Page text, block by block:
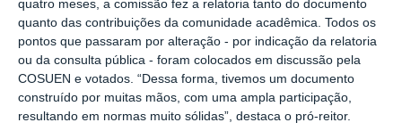
quatro meses, a comissão fez a relatoria tanto do documento
quanto das contribuições da comunidade acadêmica. Todos os
pontos que passaram por alteração - por indicação da relatoria
ou da consulta pública - foram colocados em discussão pela
COSUEN e votados. “Dessa forma, tivemos um documento
construído por muitas mãos, com uma ampla participação,
resultando em normas muito sólidas”, destaca o pró-reitor.